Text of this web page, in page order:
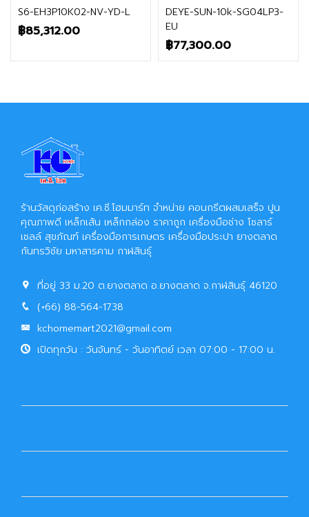
S6-EH3P10K02-NV-YD-L
฿85,312.00
ติดต่อฝ่ายขาย
DEYE-SUN-10k-SG04LP3-
EU
฿77,300.00
ติดต่อฝ่ายขาย
ร้านวัสดุก่อสร้าง เค.ซี.โฮมมาร์ท จำหน่าย คอนกรีตผสมเสร็จ ปูน
คุณภาพดี เหล็กเส้น เหล็กกล่อง ราคาถูก เครื่องมือช่าง โซลาร์
เซลล์ สุขภัณฑ์ เครื่องมือการเกษตร เครื่องมือประปา ยางตลาด
กันทรวิชัย มหาสารคาม กาฬสินธุ์
ที่อยู่ 33 ม.20 ต.ยางตลาด อ.ยางตลาด จ.กาฬสินธุ์ 46120
(+66) 88-564-1738
kchomemart2021@gmail.com
เปิดทุกวัน : วันจันทร์ - วันอาทิตย์ เวลา 07:00 - 17:00 น.